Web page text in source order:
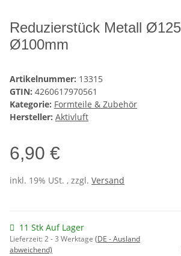
Reduzierstück Metall
Ø100mm
Artikelnummer: 13315
GTIN: 4260617970561
Kategorie: Formteile & Zubehör
Hersteller: Aktivluft
6,90 €
inkl. 19% USt. , zzgl. Versand
11 Stk Auf Lager
Lieferzeit:2 - 3 Werktage (DE - Ausland
abweichend)